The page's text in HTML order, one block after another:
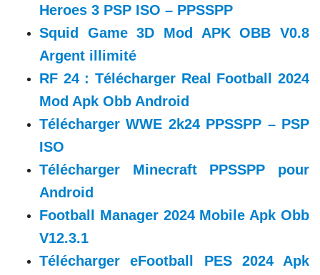
Heroes 3 PSP ISO – PPSSPP
Squid Game 3D Mod APK OBB V0.8
Argent illimité
RF 24 : Télécharger Real Football 2024
Mod Apk Obb Android
Télécharger WWE 2k24 PPSSPP – PSP
ISO
Télécharger Minecraft PPSSPP pour
Android
Football Manager 2024 Mobile Apk Obb
V12.3.1
Télécharger eFootball PES 2024 Apk